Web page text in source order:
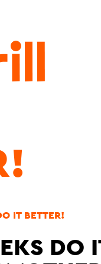
IT BETTER!
DO